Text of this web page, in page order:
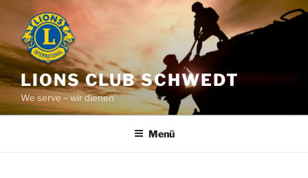
springen
LIONS CLUB SCHWEDT
We serve – wir dienen
Menü